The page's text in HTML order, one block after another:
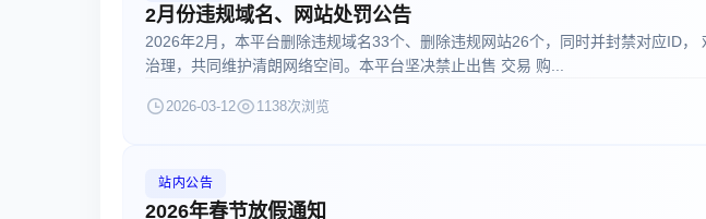
2月份违规域名、网站处罚公告
2026年2月，本平台删除违规域名33个、删除违规网站26个，同时并封禁对应ID，
治理，共同维护清朗网络空间。本平台坚决禁止出售 交易 购...
2026-03-12 1138次浏览
站内公告
2026年春节放假通知